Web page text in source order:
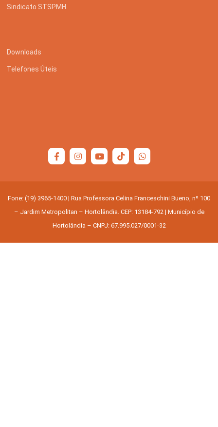
Sindicato STSPMH
Downloads
Telefones Úteis
Fone: (19) 3965-1400 | Rua Professora Celina Franceschini Bueno, nº 100
– Jardim Metropolitan – Hortolândia. CEP: 13184-792 | Município de
Hortolândia – CNPJ: 67.995.027/0001-32